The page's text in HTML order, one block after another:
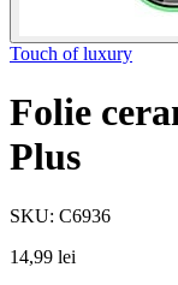
Touch of luxury
Folie
Plus
SKU: C6936
14,99 lei